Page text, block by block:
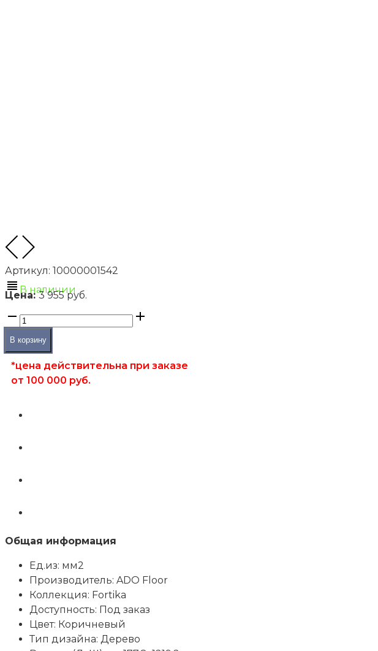
Артикул: 10000001542
В наличии
Цена:3 955 руб.
В корзину
*цена действительна при заказе
от 100 000 руб.
Общая информация
Ед.из: мм2
Производитель: ADO Floor
Коллекция: Fortika
Доступность: Под заказ
Цвет: Коричневый
Тип дизайна: Дерево